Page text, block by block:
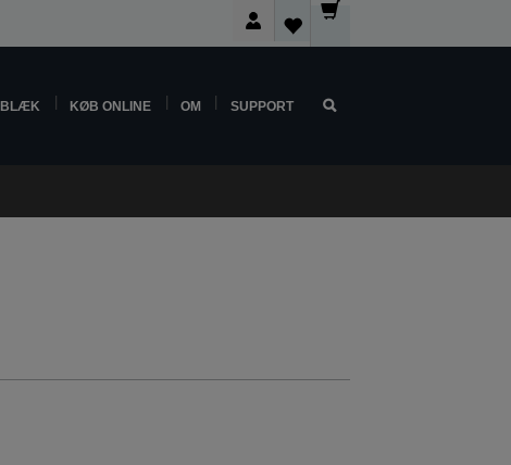
BLÆK KØB ONLINE OM SUPPORT